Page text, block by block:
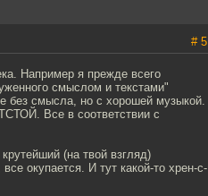
# 5
Например я прежде всего
смыслом и текстами"
без смысла, но с хорошей музыкой.
Все в соответствии с
(на твой взгляд)
окупается. И тут какой-то хрен-с-